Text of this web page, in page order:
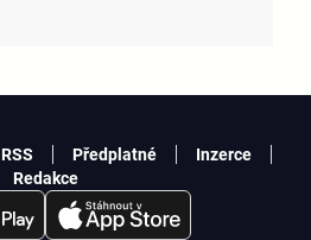
RSS Předplatné
Inzerce
Redakce